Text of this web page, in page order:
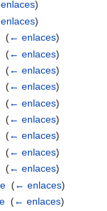
)
)
‎(← enlaces)
‎(← enlaces)
‎(← enlaces)
‎(← enlaces)
‎(← enlaces)
‎(← enlaces)
‎(← enlaces)
‎(← enlaces)
‎(← enlaces)
‎(← enlaces)
‎(← enlaces)